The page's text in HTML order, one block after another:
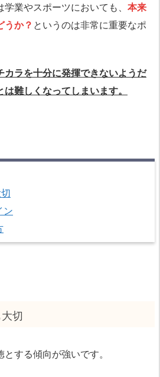
業やスポーツにおいても、 本来
うか？ というのは非常に重要なポ
カラを十分に発揮できないようだ
難しくなってしまいます。
ン
切
する傾向が強いです。